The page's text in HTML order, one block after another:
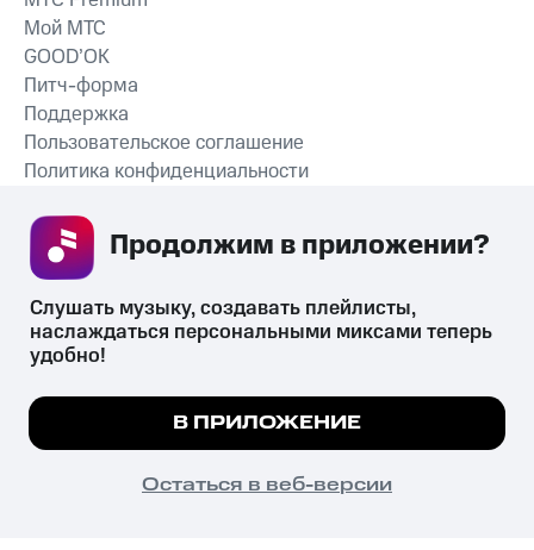
СКАЧАТЬ ПРИЛОЖЕНИЕ
Мой МТС
GOOD’OK
Питч-форма
Поддержка
Пользовательское соглашение
Политика конфиденциальности
психотропных веществ, их аналогов причиняет вред здоровью,
их незаконный оборот запрещён и влечёт установленную
законодательством ответственность.
© 2026 ООО «КИОН».
Все права защищены
Мы используем куки, чтобы на сайте все
Подробнее
ПОНЯТНО
Слушать музыку, создавать плейлисты,
наслаждаться персональными миксами теперь
удобно!
В ПРИЛОЖЕНИЕ
Остаться в веб-версии